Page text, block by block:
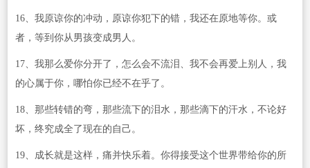
16、我原谅你的冲动，原谅你犯下的错，我还在原地等你。或
者，等到你从男孩变成男人。
17、我那么爱你分开了，怎么会不流泪、我不会再爱上别人，我
的心属于你，哪怕你已经不在乎了。
18、那些转错的弯，那些流下的泪水，那些滴下的汗水，不论好
坏，终究成全了现在的自己。
19、成长就是这样，痛并快乐着。你得接受这个世界带给你的所